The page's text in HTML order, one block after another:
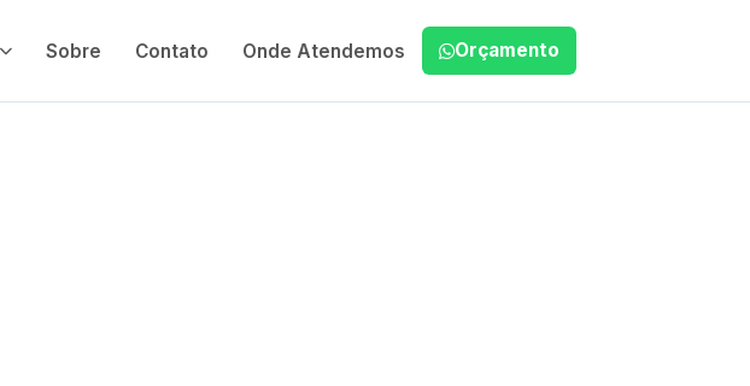
Sobre Contato Onde Atendemos Orçamento